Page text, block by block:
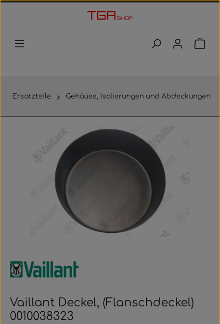
Zum Hauptinhalt springen
Ersatzteile Gehäuse, Isolierungen und Abdeckungen
Bildergalerie überspringen
Vaillant Deckel, (Flanschdeckel)
0010038323